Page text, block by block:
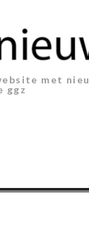
met
ggz